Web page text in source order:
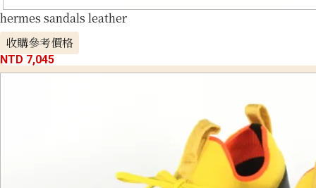
hermes sandals leather
收購參考價格
NTD 7,045